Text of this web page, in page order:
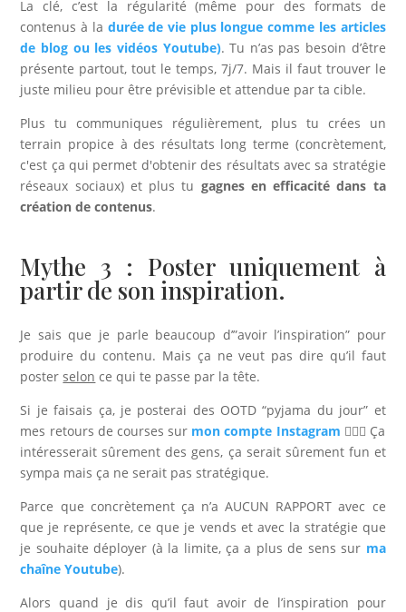
La clé, c’est la régularité (même pour des formats de
contenus à la durée de vie plus longue comme les articles
de blog ou les vidéos Youtube). Tu n’as pas besoin d’être
présente partout, tout le temps, 7j/7. Mais il faut trouver le
juste milieu pour être prévisible et attendue par ta cible.
Plus tu communiques régulièrement, plus tu crées un
terrain propice à des résultats long terme (concrètement,
c'est ça qui permet d'obtenir des résultats avec sa stratégie
réseaux sociaux) et plus tu gagnes en efficacité dans ta
création de contenus.
Mythe 3 : Poster uniquement à
partir de son inspiration.
Je sais que je parle beaucoup d’”avoir l’inspiration” pour
produire du contenu. Mais ça ne veut pas dire qu’il faut
posterselon ce qui te passe par la tête.
Si je faisais ça, je posterai des OOTD “pyjama du jour” et
mes retours de courses sur mon compte Instagram 🤷🏻‍♀️ Ça
intéresserait sûrement des gens, ça serait sûrement fun et
sympa mais ça ne serait pas stratégique.
Parce que concrètement ça n’a AUCUN RAPPORT avec ce
que je représente, ce que je vends et avec la stratégie que
je souhaite déployer (à la limite, ça a plus de sens sur ma
chaîne Youtube).
Alors quand je dis qu’il faut avoir de l’inspiration pour